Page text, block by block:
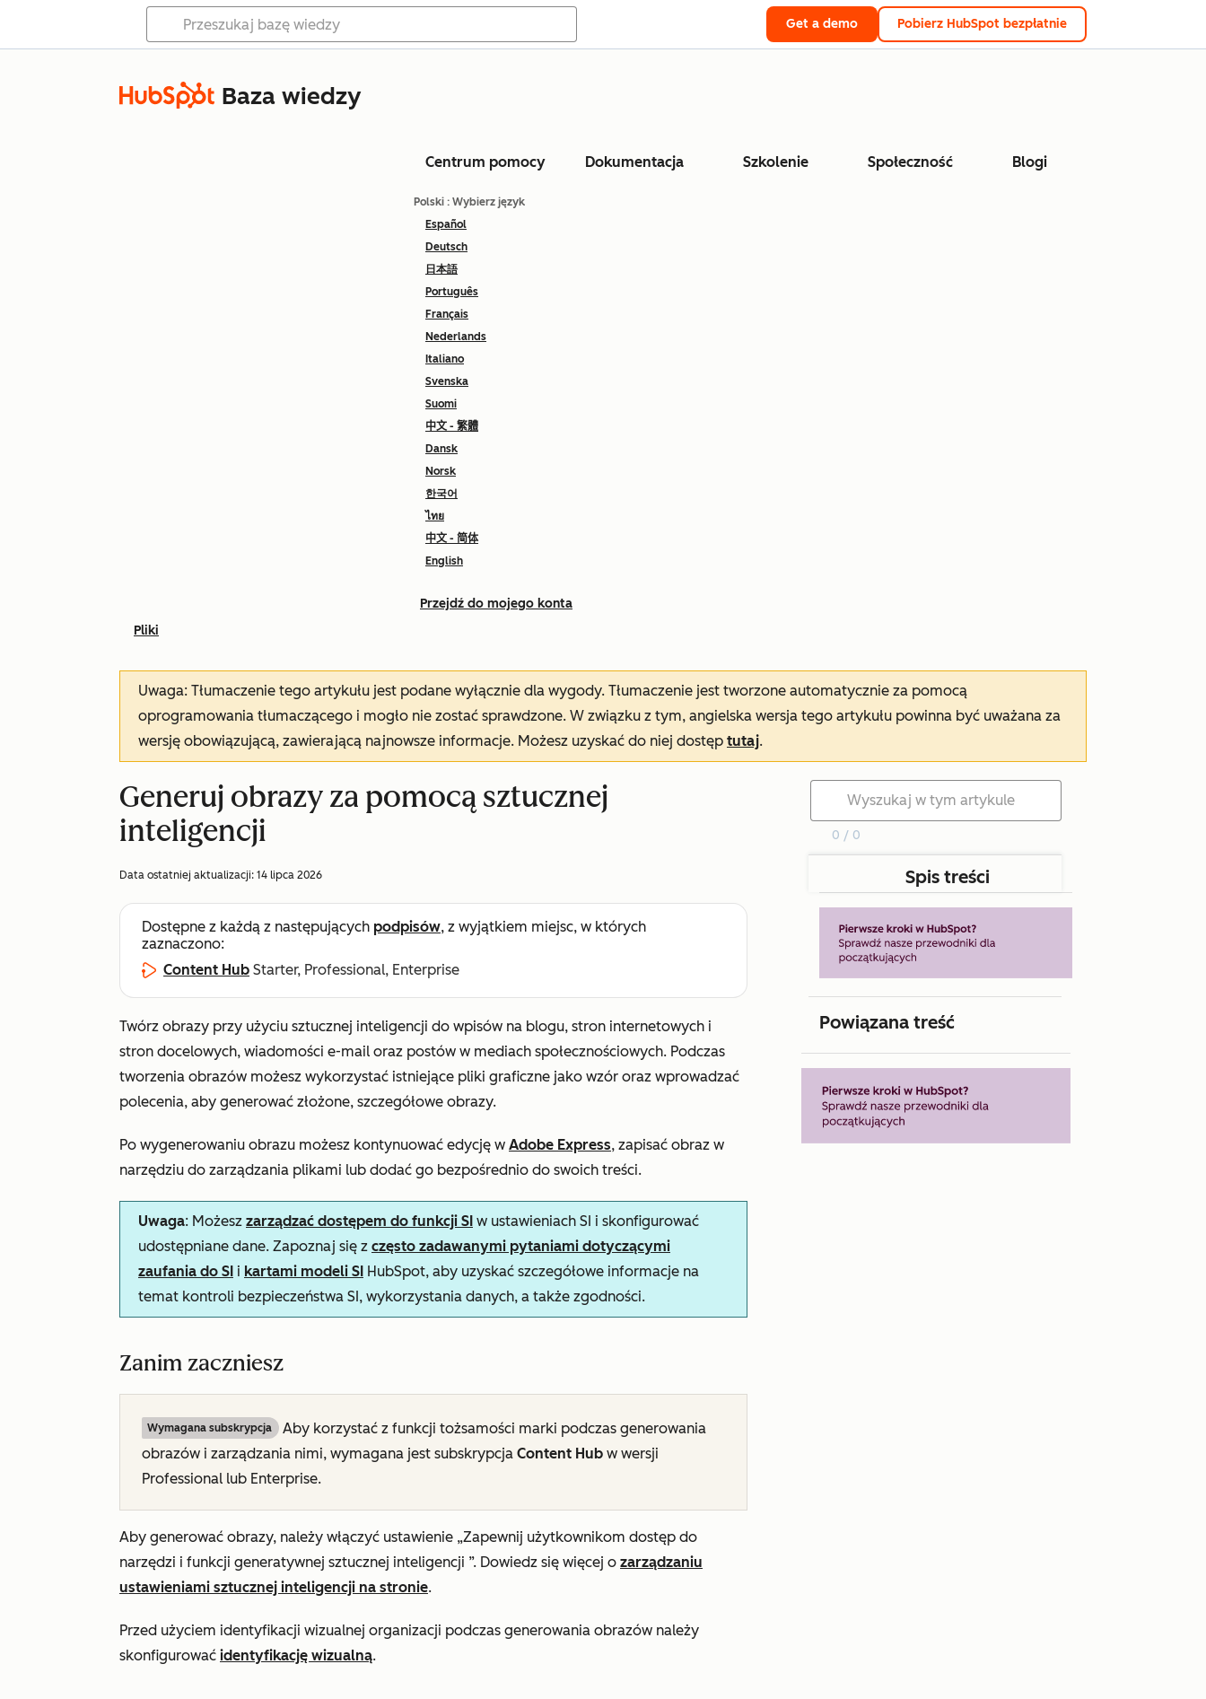
Get a demo Pobierz HubSpot bezpłatnie
Baza wiedzy
Centrum pomocy Dokumentacja Szkolenie Społeczność Blogi
Polski : Wybierz język
Español
Deutsch
日本語
Português
Français
Nederlands
Italiano
Svenska
Suomi
中文 - 繁體
Dansk
Norsk
한국어
ไทย
中文 - 简体
English
Przejdź do mojego konta
Pliki
Uwaga: Tłumaczenie tego artykułu jest podane wyłącznie dla wygody. Tłumaczenie jest tworzone automatycznie za pomocą
oprogramowania tłumaczącego i mogło nie zostać sprawdzone. W związku z tym, angielska wersja tego artykułu powinna być uważana za
wersję obowiązującą, zawierającą najnowsze informacje. Możesz uzyskać do niej dostęp tutaj.
Generuj obrazy za pomocą sztucznej
inteligencji
Data ostatniej aktualizacji: 14 lipca 2026
Dostępne z każdą z następujących podpisów, z wyjątkiem miejsc, w których
zaznaczono:
Content Hub Starter, Professional, Enterprise
Twórz obrazy przy użyciu sztucznej inteligencji do wpisów na blogu, stron internetowych i
stron docelowych, wiadomości e-mail oraz postów w mediach społecznościowych. Podczas
tworzenia obrazów możesz wykorzystać istniejące pliki graficzne jako wzór oraz wprowadzać
polecenia, aby generować złożone, szczegółowe obrazy.
Po wygenerowaniu obrazu możesz kontynuować edycję w Adobe Express, zapisać obraz w
narzędziu do zarządzania plikami lub dodać go bezpośrednio do swoich treści.
Uwaga: Możesz zarządzać dostępem do funkcji SI w ustawieniach SI i skonfigurować
udostępniane dane. Zapoznaj się z często zadawanymi pytaniami dotyczącymi
zaufania do SI i kartami modeli SI HubSpot, aby uzyskać szczegółowe informacje na
temat kontroli bezpieczeństwa SI, wykorzystania danych, a także zgodności.
Zanim zaczniesz
Wymagana subskrypcja
Aby korzystać z funkcji tożsamości marki podczas generowania
obrazów i zarządzania nimi, wymagana jest subskrypcja Content Hub w wersji
Professional lub Enterprise.
Aby generować obrazy, należy włączyć ustawienie „Zapewnij użytkownikom dostęp do
narzędzi i funkcji generatywnej sztucznej inteligencji ”. Dowiedz się więcej o zarządzaniu
ustawieniami sztucznej inteligencji na stronie.
Przed użyciem identyfikacji wizualnej organizacji podczas generowania obrazów należy
skonfigurować identyfikację wizualną.
0 / 0
Spis treści
Powiązana treść